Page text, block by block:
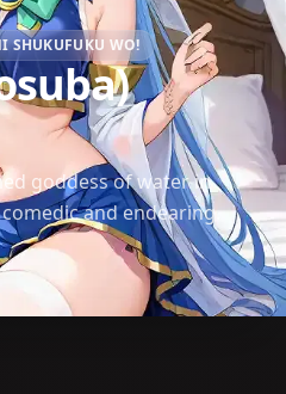
SHUKUFUKU WO!
goddess of water in
and endearing.
in her abilities but ends
party. Despite her selfish
of compassion and